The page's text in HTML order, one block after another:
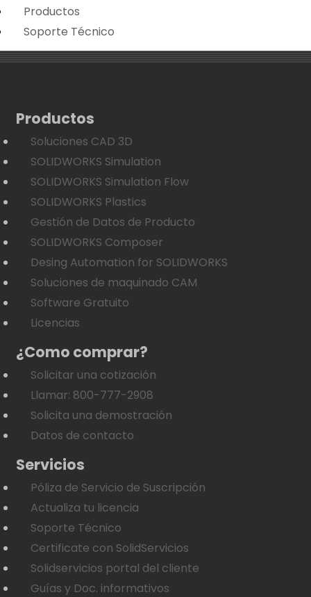
Productos
Soporte Técnico
Productos
Soluciones CAD 3D
SOLIDWORKS Simulation
SOLIDWORKS Simulation Flow
SOLIDWORKS Plastics
Gestión de Datos de Producto
SOLIDWORKS Composer
Desing Automation for SOLIDWORKS
Soluciones de maquinado CAM
Software Gratuito
Licencias
¿Como comprar?
Solicitar una cotización
Llamar: 800-777-2908
Solicita una demostración
Datos de contacto
Servicios
Póliza de Servicio de Suscripción
Actualiza tu licencia
Soporte Técnico
Certificate con SolidServicios
Solidservicios portal del cliente
Guías y Doc. informativos